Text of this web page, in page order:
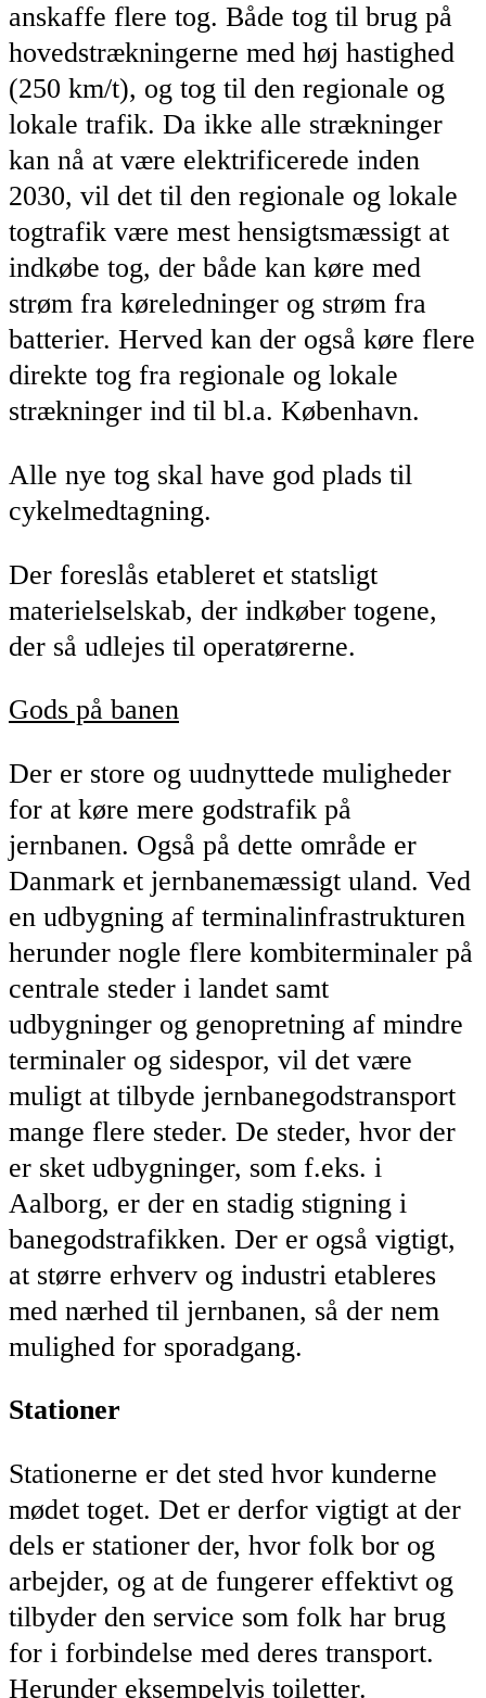
anskaffe flere tog. Både tog til brug på
hovedstrækningerne med høj hastighed
(250 km/t), og tog til den regionale og
lokale trafik. Da ikke alle strækninger
kan nå at være elektrificerede inden
2030, vil det til den regionale og lokale
togtrafik være mest hensigtsmæssigt at
indkøbe tog, der både kan køre med
strøm fra køreledninger og strøm fra
batterier. Herved kan der også køre flere
direkte tog fra regionale og lokale
strækninger ind til bl.a. København.
Alle nye tog skal have god plads til
cykelmedtagning.
Der foreslås etableret et statsligt
materielselskab, der indkøber togene,
der så udlejes til operatørerne.
Gods på banen
Der er store og uudnyttede muligheder
for at køre mere godstrafik på
jernbanen. Også på dette område er
Danmark et jernbanemæssigt uland. Ved
en udbygning af terminalinfrastrukturen
herunder nogle flere kombiterminaler på
centrale steder i landet samt
udbygninger og genopretning af mindre
terminaler og sidespor, vil det være
muligt at tilbyde jernbanegodstransport
mange flere steder. De steder, hvor der
er sket udbygninger, som f.eks. i
Aalborg, er der en stadig stigning i
banegodstrafikken. Der er også vigtigt,
at større erhverv og industri etableres
med nærhed til jernbanen, så der nem
mulighed for sporadgang.
Stationer
Stationerne er det sted hvor kunderne
mødet toget. Det er derfor vigtigt at der
dels er stationer der, hvor folk bor og
arbejder, og at de fungerer effektivt og
tilbyder den service som folk har brug
for i forbindelse med deres transport.
Herunder eksempelvis toiletter.